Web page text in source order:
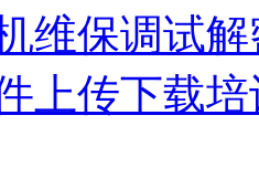
维保调试解
上传下载培